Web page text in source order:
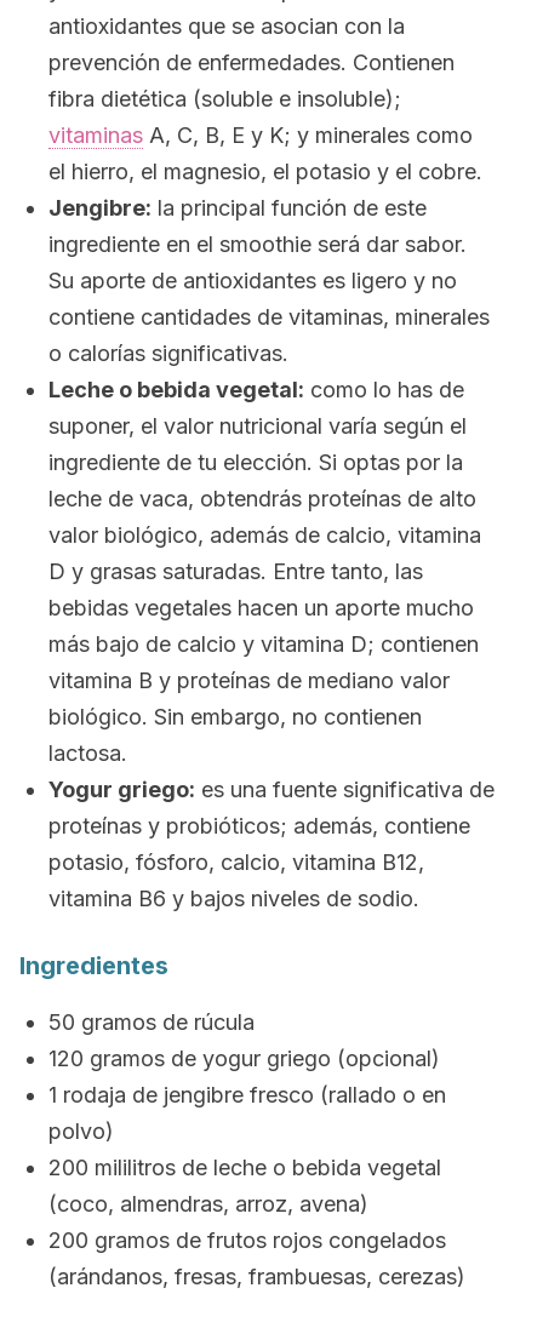
antioxidantes que se asocian con la
prevención de enfermedades. Contienen
fibra dietética (soluble e insoluble);
vitaminas A, C, B, E y K; y minerales como
el hierro, el magnesio, el potasio y el cobre.
Jengibre: la principal función de este
ingrediente en el smoothie será dar sabor.
Su aporte de antioxidantes es ligero y no
contiene cantidades de vitaminas, minerales
o calorías significativas.
Leche o bebida vegetal: como lo has de
suponer, el valor nutricional varía según el
ingrediente de tu elección. Si optas por la
leche de vaca, obtendrás proteínas de alto
valor biológico, además de calcio, vitamina
D y grasas saturadas. Entre tanto, las
bebidas vegetales hacen un aporte mucho
más bajo de calcio y vitamina D; contienen
vitamina B y proteínas de mediano valor
biológico. Sin embargo, no contienen
lactosa.
Yogur griego: es una fuente significativa de
proteínas y probióticos; además, contiene
potasio, fósforo, calcio, vitamina B12,
vitamina B6 y bajos niveles de sodio.
Ingredientes
50 gramos de rúcula
120 gramos de yogur griego (opcional)
1 rodaja de jengibre fresco (rallado o en
polvo)
200 mililitros de leche o bebida vegetal
(coco, almendras, arroz, avena)
200 gramos de frutos rojos congelados
(arándanos, fresas, frambuesas, cerezas)